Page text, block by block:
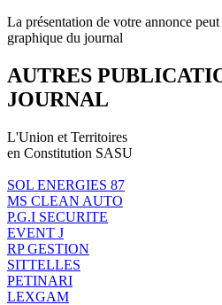
La présentation de votre annonce
graphique du journal
AUTRES
JOURNAL
L'Union et Territoires
en Constitution SASU
SOL ENERGIES 87
MS CLEAN AUTO
P.G.I SECURITE
EVENT J
RP GESTION
SITTELLES
PETINARI
LEXGAM